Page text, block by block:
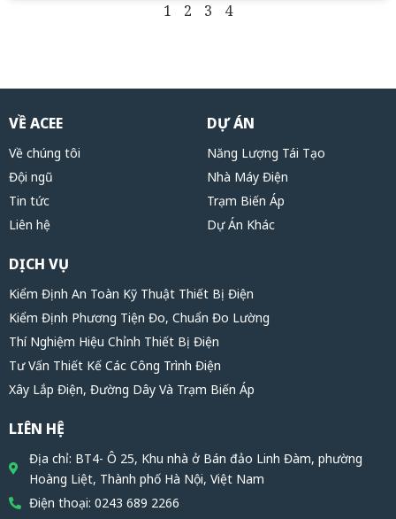
1 2 3 4
VỀ ACEE
Về chúng tôi
Đội ngũ
Tin tức
Liên hệ
DỰ ÁN
Năng Lượng Tái Tạo
Nhà Máy Điện
Trạm Biến Áp
Dự Án Khác
DỊCH VỤ
Kiểm Định An Toàn Kỹ Thuật Thiết Bị Điện
Kiểm Định Phương Tiện Đo, Chuẩn Đo Lường
Thí Nghiệm Hiệu Chỉnh Thiết Bị Điện
Tư Vấn Thiết Kế Các Công Trình Điện
Xây Lắp Điện, Đường Dây Và Trạm Biến Áp
LIÊN HỆ
Địa chỉ: BT4- Ô 25, Khu nhà ở Bán đảo Linh Đàm, phường
Hoàng Liệt, Thành phố Hà Nội, Việt Nam
Điện thoại: 0243 689 2266